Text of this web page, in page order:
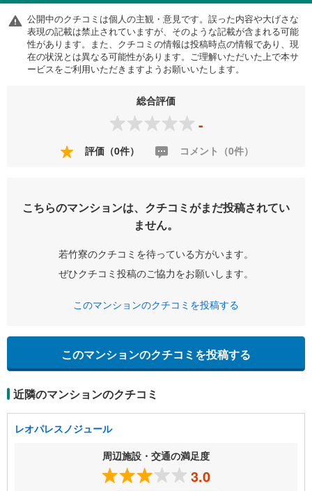
公開中のクチコミは個人の主観・意見です。誤った内容や大げさな
表現の記載は禁止されていますが、そのような記載が含まれる可能
性があります。また、クチコミの情報は投稿時点の情報であり、現
在の状況とは異なる可能性があります。ご理解いただいた上で本サ
ービスをご利用いただきますようお願いいたします。
総合評価
-
評価（0件） コメント（0件）
こちらのマンションは、クチコミがまだ投稿されてい
ません。
若竹寮のクチコミを待っている方がいます。
ぜひクチコミ投稿のご協力をお願いします。
このマンションのクチコミを投稿する
このマンションのクチコミを投稿する
近隣のマンションのクチコミ
レオパレスノジュール
周辺施設・交通の満足度
3.0